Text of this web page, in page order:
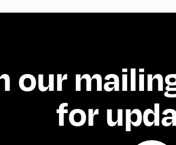
our
for